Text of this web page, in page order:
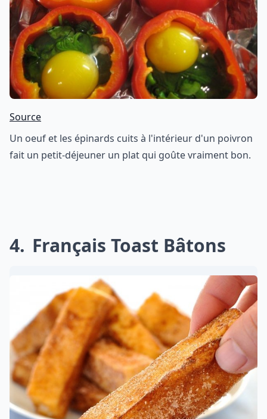
Source
Un oeuf et les épinards cuits à l'intérieur d'un poivron
fait un petit-déjeuner un plat qui goûte vraiment bon.
4 Français Toast Bâtons